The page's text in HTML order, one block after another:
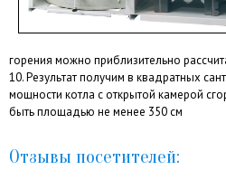
горения можно приблизительно
10. Результат получим в квадратных
мощности котла с открытой камерой
быть площадью не менее 350 см
Отзывы посетителей: